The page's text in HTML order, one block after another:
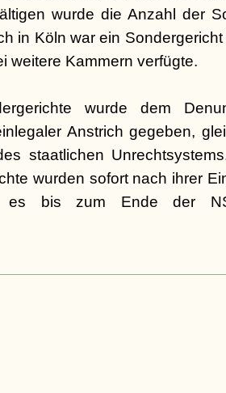
wurde die Anzahl der
in Köln war ein
weitere Kammern verfügte.
wurde dem
Anstrich gegeben,
staatlichen
wurden sofort nach ihrer
es bis zum Ende der